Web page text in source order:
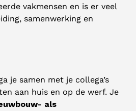
vakmensen en is er veel
samenwerking en
je samen met je collega’s
aan huis en op de werf. Je
als